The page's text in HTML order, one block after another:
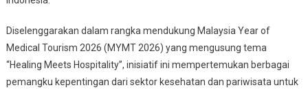
Diselenggarakan dalam rangka mendukung Malaysia Year of
Medical Tourism 2026 (MYMT 2026) yang mengusung tema
“Healing Meets Hospitality”, inisiatif ini mempertemukan berbagai
pemangku kepentingan dari sektor kesehatan dan pariwisata untuk